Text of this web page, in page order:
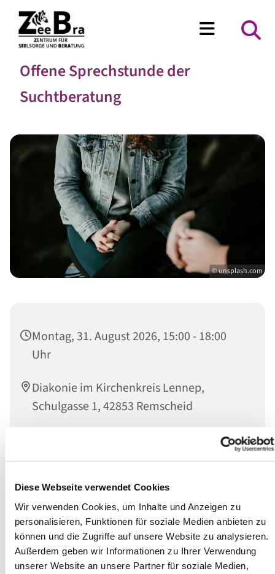
Diese Webseite verwendet Cookies
Wir verwenden Cookies, um Inhalte und Anzeigen zu
personalisieren, Funktionen für soziale Medien anbieten zu
können und die Zugriffe auf unsere Website zu analysieren.
Außerdem geben wir Informationen zu Ihrer Verwendung
unserer Website an unsere Partner für soziale Medien,
Offene Sprechstunde der
Suchtberatung
© unsplash.com
Montag, 31. August 2026, 15:00 - 18:00
Uhr
Diakonie im Kirchenkreis Lennep,
Schulgasse 1, 42853 Remscheid
deren Angehörige und das soziale Umfeld.
Persönlich können Sie jeden Montag während der
offenen Sprechstunde von 15 bis 18 Uhr Einzelgespräche
mit einem Suchtberater wahrnehmen.